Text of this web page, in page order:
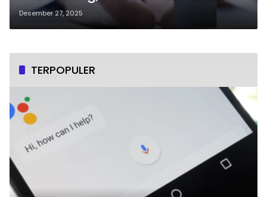
Meninggal Dunia
Desember 27, 2025
TERPOPULER